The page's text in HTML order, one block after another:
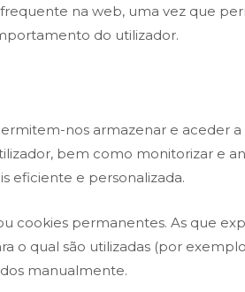
na web, uma vez que
do utilizador.
nos armazenar e aceder
bem como monitorizar e
eficiente e personalizada.
cookies permanentes. As que
o qual são utilizadas (por
manualmente.